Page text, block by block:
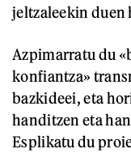
jeltzaleekin duen
Azpimarratu du
konfiantza»
bazkideei, eta
handitzen eta
Esplikatu du